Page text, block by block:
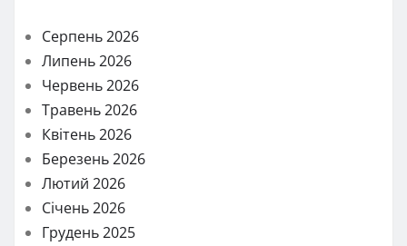
Серпень 2026
Липень 2026
Червень 2026
Травень 2026
Квітень 2026
Березень 2026
Лютий 2026
Січень 2026
Грудень 2025